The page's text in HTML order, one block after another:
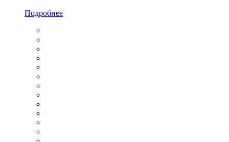
Подробнее